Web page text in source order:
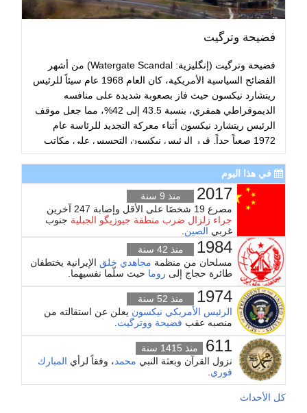
فضيحة وترگيت
فضيحة وترگيت (إنگليزية: Watergate Scandal) من أشهر
الفضائح السياسية الأمريكية، كان العام 1968 عام سيئاً للرئيس
ريتشارد نيكسون حيث فاز بصعوبة شديدة على منافسه
الديموقراطي همفري، بنسبة 43.5 إلى 42%، مما جعل موقف
الرئيس ريتشارد نيكسون أثناء معركة التجديد للرئاسة عام
1972 صعباً جداً. قرر الرئيس نيكسون التجسس على مكاتب
الحزب الديمقراطي المنافس في مبنى وترگيت. وفي 27 يونيو
1972 ألقي القبض على خمسة أشخاص في واشنطن بمقر
الحزب الديمقراطي وهم ينصبون أجهزة تسجيل مموهة، كان
البيت الأبيض قد سجل 64 مكالمة، فتفجرت أزمة سياسية
هائلة وتوجهت أصابع الاتهام إلى الرئيس نيكسون. تم تسجيل
حوار بين ريتشارد نيكسون ومساعده هـ.ر. هالدمان عن
استخدام وكالة المخابرات المركزية لعرقلة تحقيق مكتب
التحقيقات الفدرالي في التسلل الذي وقع في قيادة الحملة
الانتخابية للحزب الديمقراطي بمبنى واترجيت.
...
في هذا اليوم
2017
منذ 9 سنة
مصرع 19 شخصًا على الأقل وإصابة 247 آخرين
جراء زلزال ضرب منطقة جيوزيگو الجبلية جنوب
غربي الصين
1984
منذ 42 سنة
مسلحان من منظمة مجاهدي خلق الإيرانية يختطفان
طائرة حجاج إلى روما حيث سلّما نفسيهما.
1974
منذ 52 سنة
الرئيس الأمريكي نيكسون يعلن عن استقالته من
منصبه عقب فضيحة ووترگيت
611
منذ 1415 سنة
نزول القرآن وبعثة النبي محمد، وفقاً لرأي المبارك
فوري
كل الأحداث